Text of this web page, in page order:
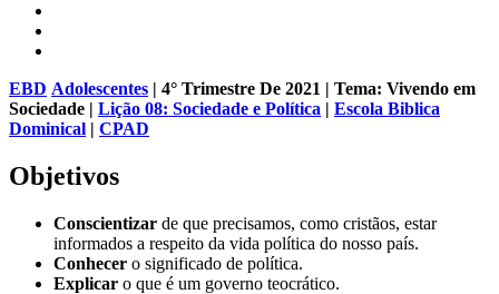
EBD Adolescentes | 4° Trimestre De 2021 | Tema: Vivendo em
Sociedade | Lição 08: Sociedade e Política | Escola Biblica
Dominical | CPAD
Objetivos
Conscientizar de que precisamos, como cristãos, estar
informados a respeito da vida política do nosso país.
Conhecer o significado de política.
Explicar o que é um governo teocrático.